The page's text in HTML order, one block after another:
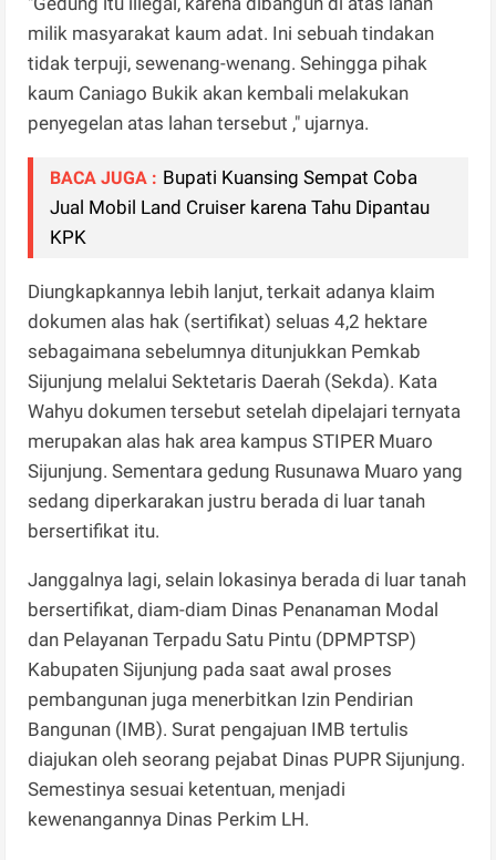
milik masyarakat kaum adat. Ini sebuah tindakan
tidak terpuji, sewenang-wenang. Sehingga pihak
kaum Caniago Bukik akan kembali melakukan
penyegelan atas lahan tersebut ," ujarnya.
BACA JUGA : Bupati Kuansing Sempat Coba
Jual Mobil Land Cruiser karena Tahu Dipantau
KPK
Diungkapkannya lebih lanjut, terkait adanya klaim
dokumen alas hak (sertifikat) seluas 4,2 hektare
sebagaimana sebelumnya ditunjukkan Pemkab
Sijunjung melalui Sektetaris Daerah (Sekda). Kata
Wahyu dokumen tersebut setelah dipelajari ternyata
merupakan alas hak area kampus STIPER Muaro
Sijunjung. Sementara gedung Rusunawa Muaro yang
sedang diperkarakan justru berada di luar tanah
bersertifikat itu.
Janggalnya lagi, selain lokasinya berada di luar tanah
bersertifikat, diam-diam Dinas Penanaman Modal
dan Pelayanan Terpadu Satu Pintu (DPMPTSP)
Kabupaten Sijunjung pada saat awal proses
pembangunan juga menerbitkan Izin Pendirian
Bangunan (IMB). Surat pengajuan IMB tertulis
diajukan oleh seorang pejabat Dinas PUPR Sijunjung.
Semestinya sesuai ketentuan, menjadi
kewenangannya Dinas Perkim LH.